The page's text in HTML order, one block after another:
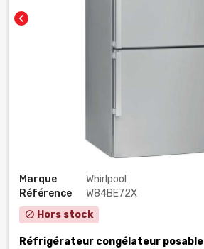
chevron_left
Marque
Whirlpool
Référence
W84BE72X
block Hors stock
Réfrigérateur congélateur posable